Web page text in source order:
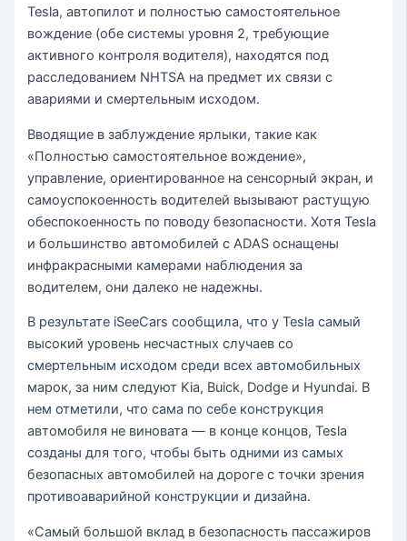
Tesla, автопилот и полностью самостоятельное
вождение (обе системы уровня 2, требующие
активного контроля водителя), находятся под
расследованием NHTSA на предмет их связи с
авариями и смертельным исходом.
Вводящие в заблуждение ярлыки, такие как
«Полностью самостоятельное вождение»,
управление, ориентированное на сенсорный экран, и
самоуспокоенность водителей вызывают растущую
обеспокоенность по поводу безопасности. Хотя Tesla
и большинство автомобилей с ADAS оснащены
инфракрасными камерами наблюдения за
водителем, они далеко не надежны.
В результате iSeeCars сообщила, что у Tesla самый
высокий уровень несчастных случаев со
смертельным исходом среди всех автомобильных
марок, за ним следуют Kia, Buick, Dodge и Hyundai. В
нем отметили, что сама по себе конструкция
автомобиля не виновата — в конце концов, Tesla
созданы для того, чтобы быть одними из самых
безопасных автомобилей на дороге с точки зрения
противоаварийной конструкции и дизайна.
«Самый большой вклад в безопасность пассажиров